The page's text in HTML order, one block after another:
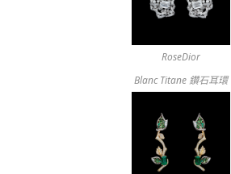
RoseDior
Blanc Titane 鑽石耳環